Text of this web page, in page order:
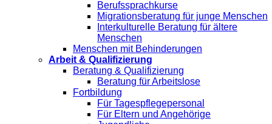
Berufssprachkurse
Migrationsberatung für junge Menschen
Interkulturelle Beratung für ältere
Menschen
Menschen mit Behinderungen
Arbeit & Qualifizierung
Beratung & Qualifizierung
Beratung für Arbeitslose
Fortbildung
Für Tagespflegepersonal
Für Eltern und Angehörige